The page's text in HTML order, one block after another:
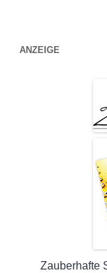
ANZEIGE
Zauberhafte